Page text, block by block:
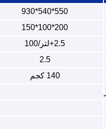
550*540*930
200*100*150
2.5+لتر/100
2.5
140 كجم